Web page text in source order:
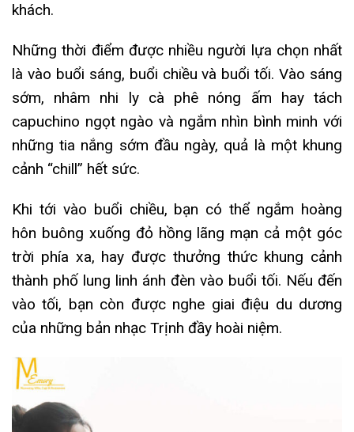
khách.
Những thời điểm được nhiều người lựa chọn nhất
là vào buổi sáng, buổi chiều và buổi tối. Vào sáng
sớm, nhâm nhi ly cà phê nóng ấm hay tách
capuchino ngọt ngào và ngắm nhìn bình minh với
những tia nắng sớm đầu ngày, quả là một khung
cảnh “chill” hết sức.
Khi tới vào buổi chiều, bạn có thể ngắm hoàng
hôn buông xuống đỏ hồng lãng mạn cả một góc
trời phía xa, hay được thưởng thức khung cảnh
thành phố lung linh ánh đèn vào buổi tối. Nếu đến
vào tối, bạn còn được nghe giai điệu du dương
của những bản nhạc Trịnh đầy hoài niệm.